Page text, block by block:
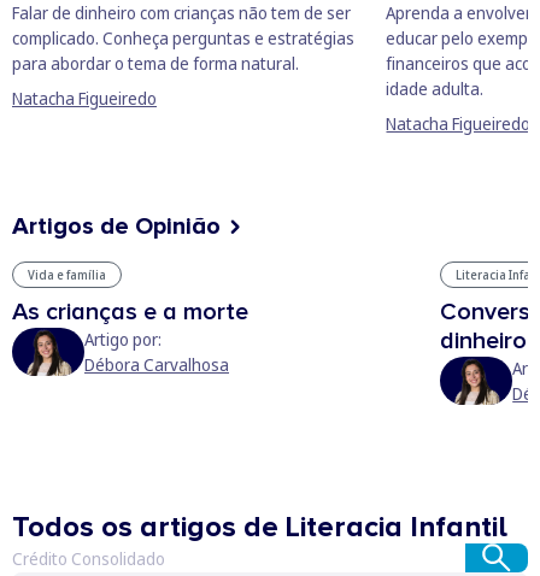
Falar de dinheiro com crianças não tem de ser
complicado. Conheça perguntas e estratégias
para abordar o tema de forma natural.
Natacha Figueiredo
Aprenda a envolver
educar pelo
financeiros que
idade adulta.
Natacha Figueiredo
Artigos de Opinião
Vida e família
As crianças e a morte
Artigo por:
Débora Carvalhosa
Literacia
dinheiro,
Todos os artigos de Literacia Infantil